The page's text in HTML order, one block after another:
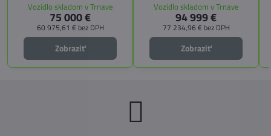
pozdĺžnemu lôžku a možnosti
doplniť predné prídavné lôžko.
Vozidlo skladom v Trnave
75 000 €
60 975,61 € bez DPH
Zobraziť
CITY, TECHNO, SICHERHEIT a
MEGA WINTER získate maximálnu
bezpečnosť, pohodlie a
technologické inovácie. Ideálna
voľba pre tých, ktorí hľadajú luxus,
funkčnosť a slobodu na cestách.
Vozidlo skladom v Trnave
94 999 €
77 234,96 € bez DPH
Zobraziť